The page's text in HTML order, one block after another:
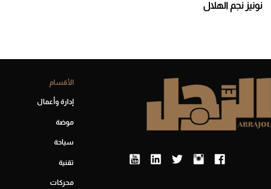
نونيز نجم الهلال
الأقسام
إدارة وأعمال
موضة
سياحة
تقنية
محركات